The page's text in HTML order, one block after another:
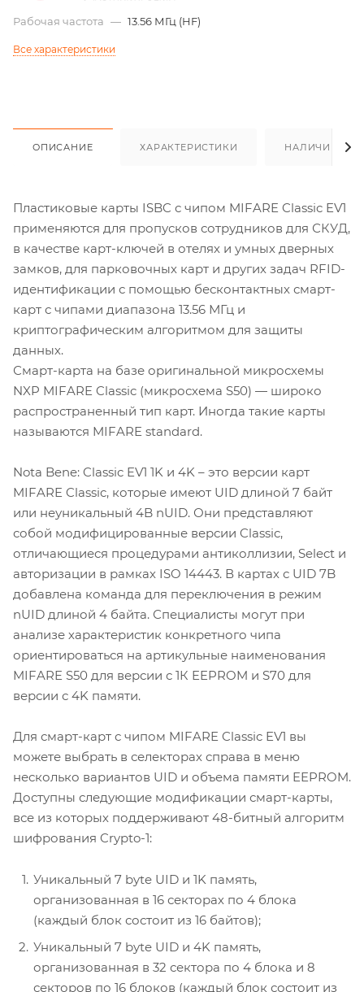
Рабочая частота — 13.56 МГц (HF)
Все характеристики
ОПИСАНИЕ ХАРАКТЕРИСТИКИ НАЛИЧИЕ
Пластиковые карты ISBC с чипом MIFARE Classic EV1
применяются для пропусков сотрудников для СКУД,
в качестве карт-ключей в отелях и умных дверных
замков, для парковочных карт и других задач RFID-
идентификации с помощью бесконтактных смарт-
карт с чипами диапазона 13.56 МГц и
криптографическим алгоритмом для защиты
данных.
Смарт-карта на базе оригинальной микросхемы
NXP MIFARE Classic (микросхема S50) — широко
распространенный тип карт. Иногда такие карты
называются MIFARE standard.
Nota Bene: Classic EV1 1K и 4K – это версии карт
MIFARE Classic, которые имеют UID длиной 7 байт
или неуникальный 4B nUID. Они представляют
собой модифицированные версии Classic,
отличающиеся процедурами антиколлизии, Select и
авторизации в рамках ISO 14443. В картах с UID 7B
добавлена команда для переключения в режим
nUID длиной 4 байта. Специалисты могут при
анализе характеристик конкретного чипа
ориентироваться на артикульные наименования
MIFARE S50 для версии с 1К EEPROM и S70 для
версии с 4K памяти.
Для смарт-карт с чипом MIFARE Classic EV1 вы
можете выбрать в селекторах справа в меню
несколько вариантов UID и объема памяти EEPROM.
Доступны следующие модификации смарт-карты,
все из которых поддерживают 48-битный алгоритм
шифрования Crypto-1:
Уникальный 7 byte UID и 1K память,
организованная в 16 секторах по 4 блока
(каждый блок состоит из 16 байтов);
Уникальный 7 byte UID и 4K память,
организованная в 32 сектора по 4 блока и 8
секторов по 16 блоков (каждый блок состоит из